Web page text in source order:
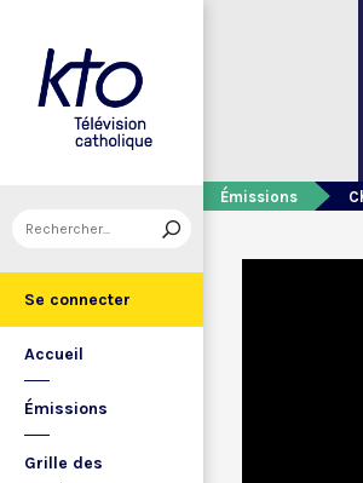
Se connecter
Accueil
Émissions
Grille des
Émissions